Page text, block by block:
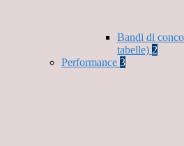
Bandi di
tabelle) 2
Performance 3